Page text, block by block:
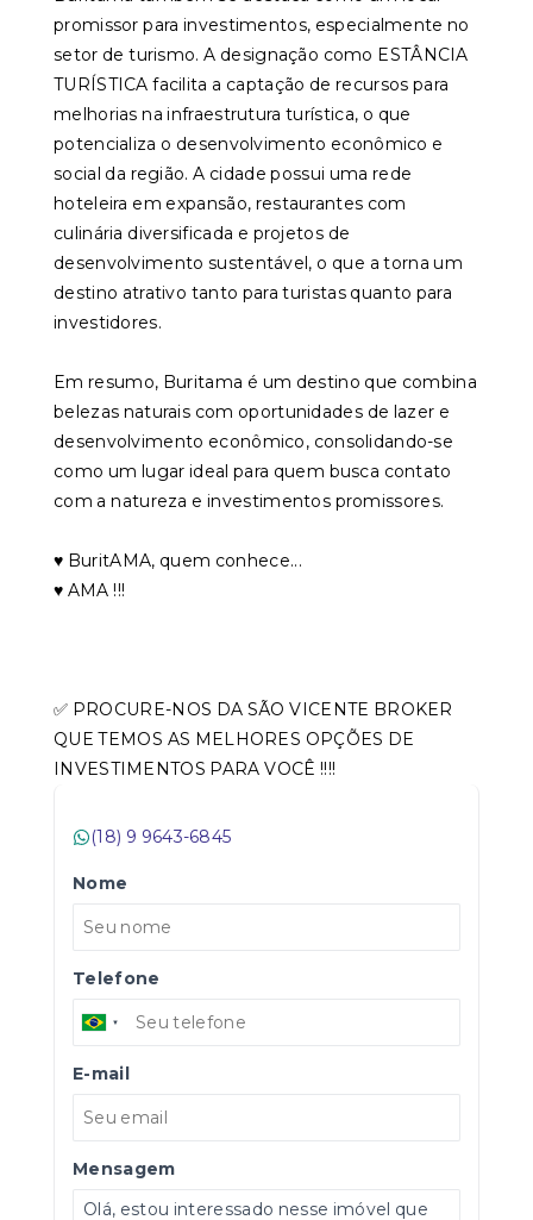
promissor para investimentos, especialmente no
setor de turismo. A designação como ESTÂNCIA
TURÍSTICA facilita a captação de recursos para
melhorias na infraestrutura turística, o que
potencializa o desenvolvimento econômico e
social da região. A cidade possui uma rede
hoteleira em expansão, restaurantes com
culinária diversificada e projetos de
desenvolvimento sustentável, o que a torna um
destino atrativo tanto para turistas quanto para
investidores.
Em resumo, Buritama é um destino que combina
belezas naturais com oportunidades de lazer e
desenvolvimento econômico, consolidando-se
como um lugar ideal para quem busca contato
com a natureza e investimentos promissores.
♥️ BuritAMA, quem conhece...
♥️ AMA !!!
✅ PROCURE-NOS DA SÃO VICENTE BROKER
QUE TEMOS AS MELHORES OPÇÕES DE
INVESTIMENTOS PARA VOCÊ !!!!
(18) 9 9643-6845
Nome
Telefone
E-mail
Mensagem